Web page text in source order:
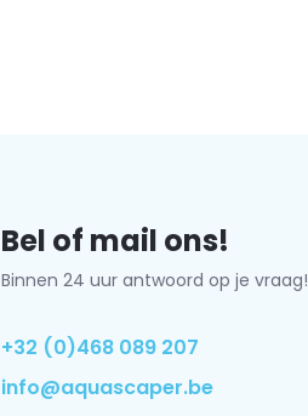
Bel of mail ons!
Binnen 24 uur antwoord op je vraag!
+32 (0)468 089 207
info@aquascaper.be